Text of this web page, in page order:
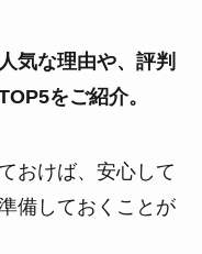
気な理由や、評判
をご紹介。
おけば、安心して
備しておくことが